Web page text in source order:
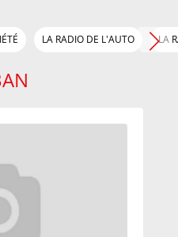
LA RADIO DE L'AUTO LA